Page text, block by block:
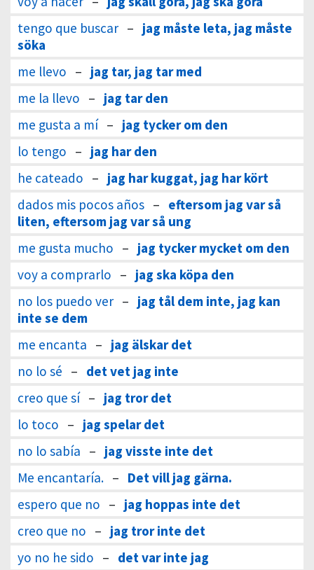
tengo que buscar – jag måste leta, jag måste
söka
me llevo – jag tar, jag tar med
me la llevo – jag tar den
me gusta a mí – jag tycker om den
lo tengo – jag har den
he cateado – jag har kuggat, jag har kört
dados mis pocos años – eftersom jag var så
liten, eftersom jag var så ung
me gusta mucho – jag tycker mycket om den
voy a comprarlo – jag ska köpa den
no los puedo ver – jag tål dem inte, jag kan
inte se dem
me encanta – jag älskar det
no lo sé – det vet jag inte
creo que sí – jag tror det
lo toco – jag spelar det
no lo sabía – jag visste inte det
Me encantaría. – Det vill jag gärna.
espero que no – jag hoppas inte det
creo que no – jag tror inte det
yo no he sido – det var inte jag